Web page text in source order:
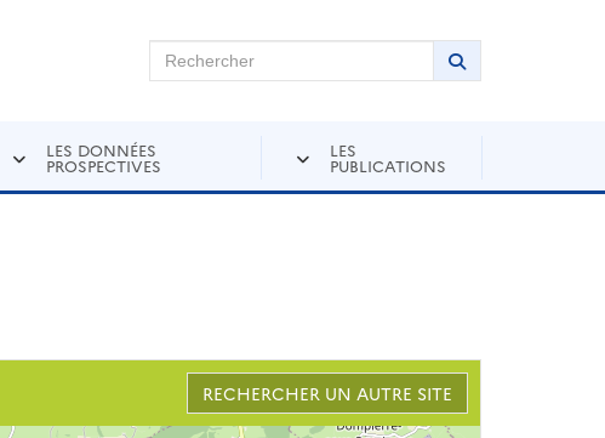
Rechercher sur Andra Inventaire Rechercher
Lancer la
LES DONNÉES
PROSPECTIVES
LES
PUBLICATIONS
RECHERCHER UN AUTRE SITE